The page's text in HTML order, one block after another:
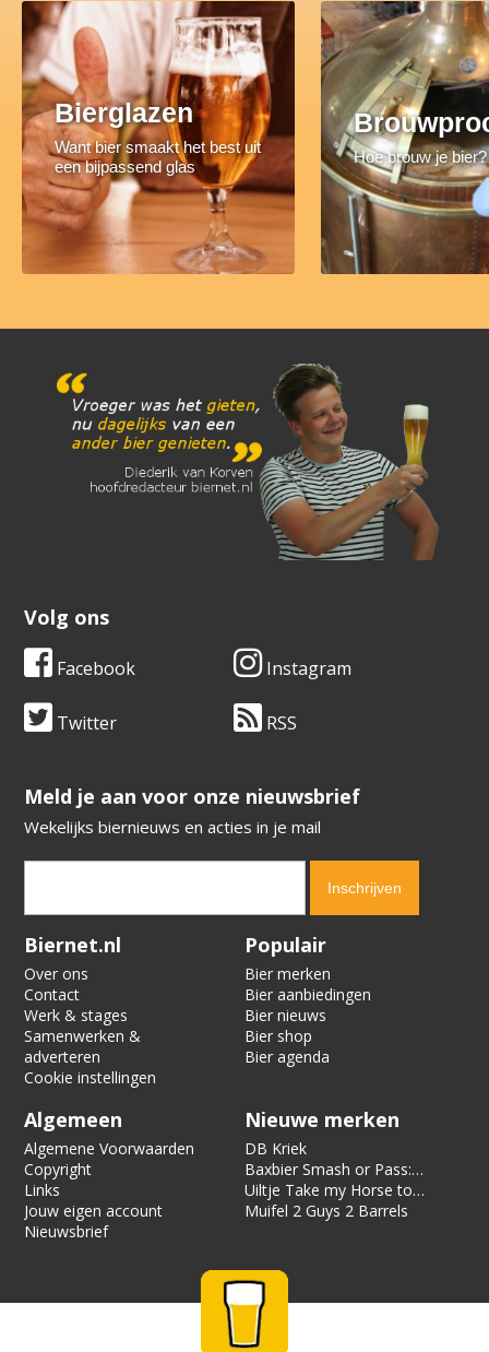
Bierglazen
Want bier smaakt het best uit
een bijpassend glas
Hoe brouw je bier?
Volg ons
Facebook Instagram
Twitter RSS
​​​​​​​Meld je aan voor onze nieuwsbrief
Wekelijks biernieuws en acties in je mail
Verification code:
Biernet.nl
Over ons
Contact
Werk & stages
Samenwerken &
adverteren
Cookie instellingen
Populair
Bier merken
Bier aanbiedingen
Bier nieuws
Bier shop
Bier agenda
Algemeen
Algemene Voorwaarden
Copyright
Links
Jouw eigen account
Nieuwsbrief
Nieuwe merken
DB Kriek
Baxbier Smash or Pass:
Strata
Uiltje Take my Horse to
the Hotel Room
Muifel 2 Guys 2 Barrels